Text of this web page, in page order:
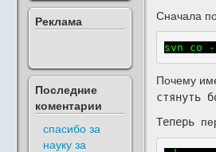
Реклама
Последние
коментарии
спасибо за
науку за
Сначала
svn co
Почему
стянуть
Теперь